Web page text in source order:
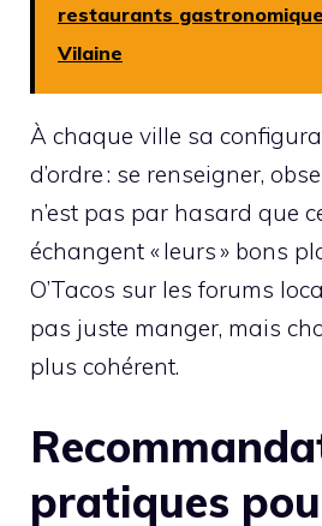
restaurants
Vilaine
À chaque ville sa
d’ordre : se renseigner,
n’est pas par hasard que
échangent « leurs » bons
O’Tacos sur les forums
pas juste manger, mais
plus cohérent.
pratiques